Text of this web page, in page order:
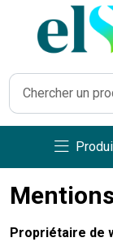
Propriétaire de